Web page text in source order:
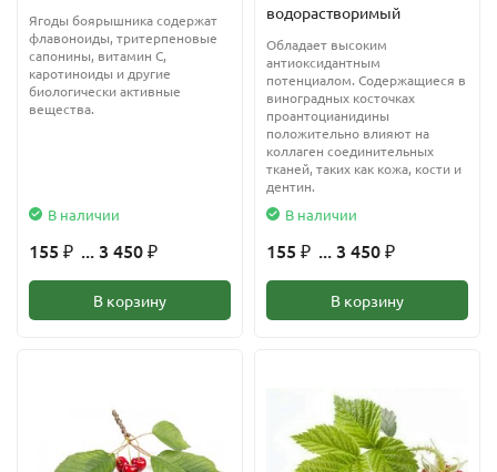
Ягоды боярышника содержат
флавоноиды, тритерпеновые
сапонины, витамин С,
каротиноиды и другие
биологически активные
вещества.
В наличии
155 ₽ ... 3 450 ₽
В корзину
водорастворимый
Обладает высоким
антиоксидантным
потенциалом. Содержащиеся в
виноградных косточках
проантоцианидины
положительно влияют на
коллаген соединительных
тканей, таких как кожа, кости и
дентин.
В наличии
155 ₽ ... 3 450 ₽
В корзину